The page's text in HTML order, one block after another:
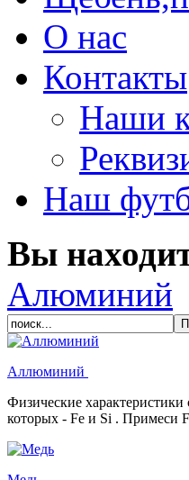
О нас
Контакты
Наши
Наш
Вы
Алюминий
Аллюминий
Физические
которых - Fe и Si . Примеси